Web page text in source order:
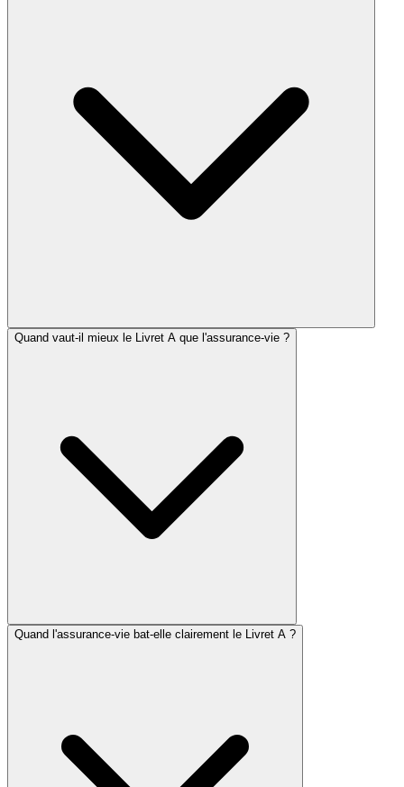
Quand vaut-il mieux le Livret A que l'assurance-vie ?
Quand l'assurance-vie bat-elle clairement le Livret A ?